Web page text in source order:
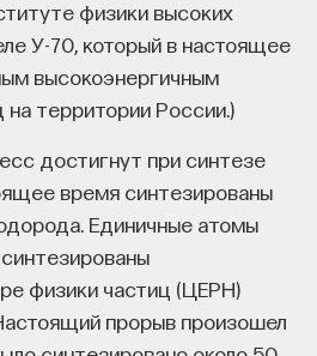
физики высоких
У-70, который в настоящее
высокоэнергичным
территории России.)
достигнут при синтезе
время синтезированы
Единичные атомы
физики частиц (ЦЕРН)
прорыв произошел